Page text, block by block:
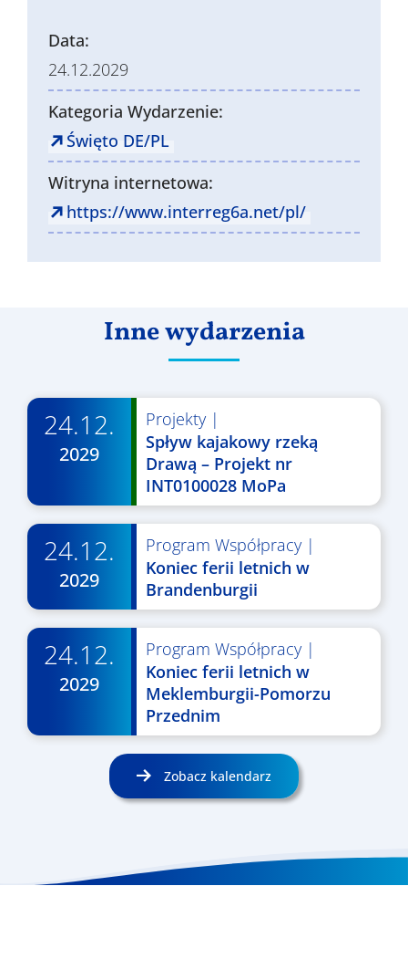
Data:
24.12.2029
Kategoria Wydarzenie:
Święto DE/PL
Witryna internetowa:
https://www.interreg6a.net/pl/
Inne wydarzenia
24.12.
2029
Projekty|
Spływ kajakowy rzeką
Drawą – Projekt nr
INT0100028 MoPa
24.12.
2029
Program Współpracy|
Koniec ferii letnich w
Brandenburgii
24.12.
2029
Program Współpracy|
Koniec ferii letnich w
Meklemburgii-Pomorzu
Przednim
Zobacz kalendarz